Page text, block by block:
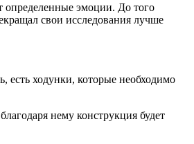
определенные эмоции. До того
свои исследования лучше
есть ходунки, которые необходимо
нему конструкция будет